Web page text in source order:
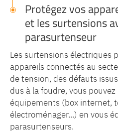
Protégez vos
et les surtensions
parasurtenseur
Les surtensions électriques
appareils connectés au
de tension, des défauts
dus à la foudre, vous
équipements (box internet,
électroménager...) en vous
parasurtenseurs.